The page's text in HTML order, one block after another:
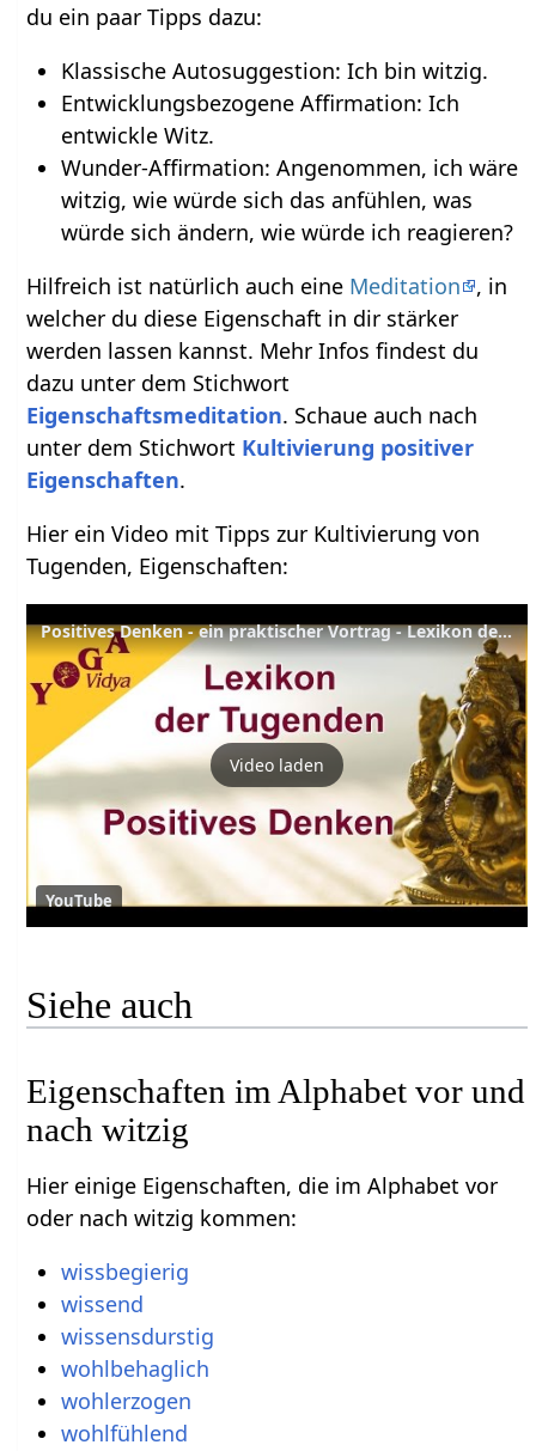
du ein paar Tipps dazu:
Klassische Autosuggestion: Ich bin witzig.
Entwicklungsbezogene Affirmation: Ich
entwickle Witz.
Wunder-Affirmation: Angenommen, ich wäre
witzig, wie würde sich das anfühlen, was
würde sich ändern, wie würde ich reagieren?
Hilfreich ist natürlich auch eine Meditation
, in
welcher du diese Eigenschaft in dir stärker
werden lassen kannst. Mehr Infos findest du
dazu unter dem Stichwort
Eigenschaftsmeditation. Schaue auch nach
unter dem Stichwort Kultivierung positiver
Eigenschaften.
Hier ein Video mit Tipps zur Kultivierung von
Tugenden, Eigenschaften:
Positives Denken - ein praktischer Vortrag - Lexikon der Tugenden Yoga Vidya
Video laden
YouTube
Siehe auch
Eigenschaften im Alphabet vor und
nach witzig
Hier einige Eigenschaften, die im Alphabet vor
oder nach witzig kommen:
wissbegierig
wissend
wissensdurstig
wohlbehaglich
wohlerzogen
wohlfühlend